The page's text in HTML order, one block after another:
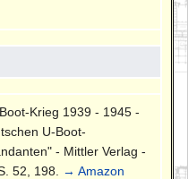
Krieg 1939 - 1945 -
U-Boot-
- Mittler Verlag -
52, 198.
→ Amazon